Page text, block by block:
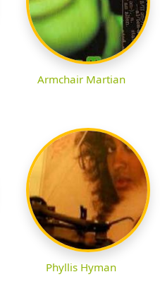
Armchair Martian
Phyllis Hyman